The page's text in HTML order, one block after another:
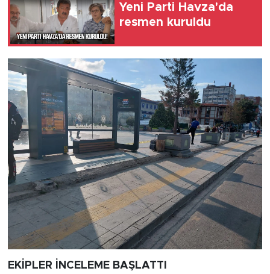
Yeni Parti Havza'da
resmen kuruldu
EKİPLER İNCELEME BAŞLATTI